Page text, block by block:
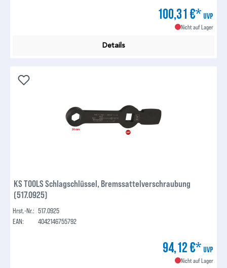
100,31 €* UVP
Nicht auf Lager
Details
KS TOOLS Schlagschlüssel, Bremssattelverschraubung
(517.0925)
Hrst.-Nr.: 517.0925
EAN:
4042146755792
94,12 €* UVP
Nicht auf Lager